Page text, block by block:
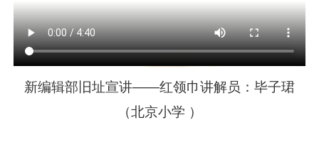
新编辑部旧址宣讲——红领巾讲解员：毕子珺
（北京小学 ）